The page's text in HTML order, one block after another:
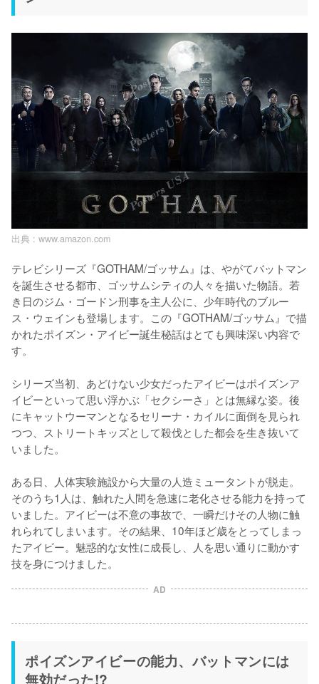
出典 : www.amazon.com
テレビシリーズ『GOTHAM/ゴッサム』は、やがてバットマン
を誕生させる都市、ゴッサムシティの人々を描いた物語。若
き日のジム・ゴードン刑事を主人公に、少年時代のブルー
ス・ウェインも登場します。この『GOTHAM/ゴッサム』で描
かれたポイズン・アイビー誕生秘話はとても興味深い内容で
す。
シリーズ当初、あどけない少女だったアイビーはポイズンア
イビーといって思い浮かぶ「セクシーさ」とは無縁な姿。後
にキャットウーマンとなるセリーナ・カイルに面倒を見られ
つつ、ストリートキッズとして殺伐とした都会を生き抜いて
いました。
ある日、人体実験施設から大量の人造ミュータントが脱走。
そのうち1人は、触れた人間を急速に老化させる能力を持って
いました。アイビーは不意の事故で、一瞬だけその人物に触
れられてしまいます。その結果、10年ほど歳をとってしまっ
たアイビー。魅惑的な女性に成長し、人を思い通りに動かす
技を身につけました。
AD
ポイズンアイビーの能力、バットマンには
無効だった!?